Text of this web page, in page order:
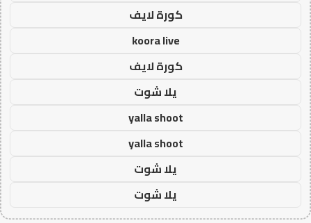
كورة لايف
koora live
كورة لايف
يلا شوت
yalla shoot
yalla shoot
يلا شوت
يلا شوت